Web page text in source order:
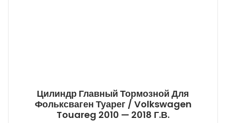
Цилиндр Главный Тормозной Для
Фольксваген Туарег / Volkswagen
Touareg 2010 — 2018 Г.в.